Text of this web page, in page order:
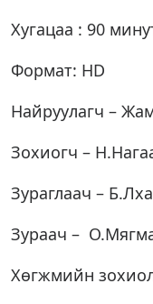
Хугацаа : 90
Формат: HD
Найруулагч –
Зохиогч –
Зураглаач –
Зураач –
Хөгжмийн